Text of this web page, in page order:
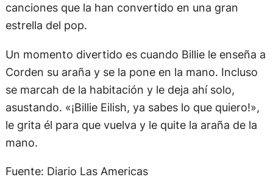
canciones que la han convertido en una gran
estrella del pop.
Un momento divertido es cuando Billie le enseña a
Corden su araña y se la pone en la mano. Incluso
se marcah de la habitación y le deja ahí solo,
asustando. «¡Billie Eilish, ya sabes lo que quiero!»,
le grita él para que vuelva y le quite la araña de la
mano.
Fuente: Diario Las Americas